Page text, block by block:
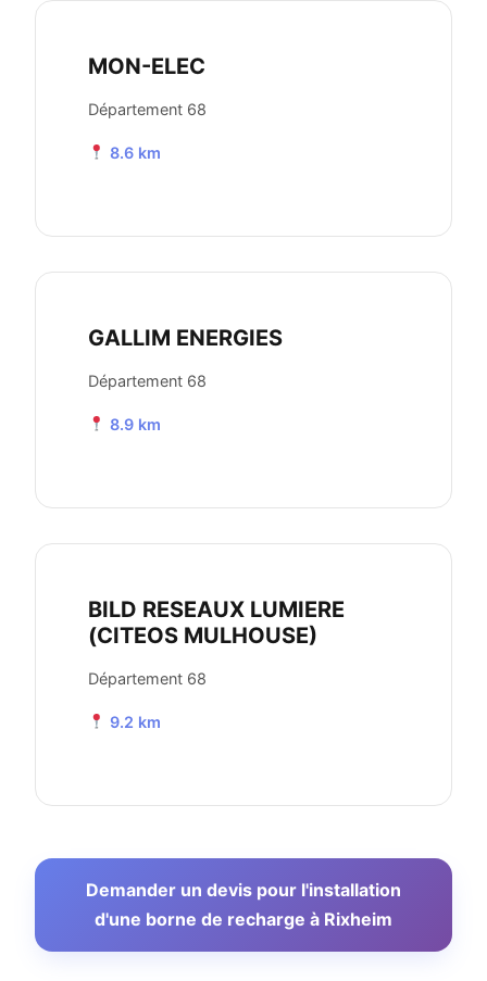
MON-ELEC
Département 68
8.6 km
GALLIM ENERGIES
Département 68
8.9 km
BILD RESEAUX LUMIERE
(CITEOS MULHOUSE)
Département 68
9.2 km
Demander un devis pour l'installation
d'une borne de recharge à Rixheim